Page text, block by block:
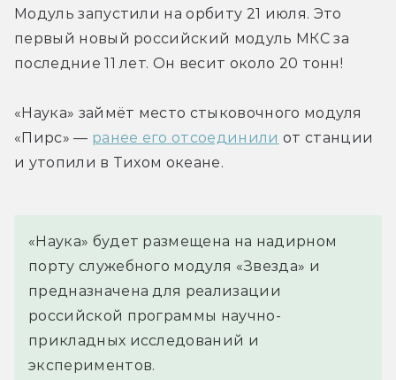
Модуль запустили на орбиту 21 июля. Это
первый новый российский модуль МКС за
последние 11 лет. Он весит около 20 тонн!
«Наука» займёт место стыковочного модуля
«Пирс» — ранее его отсоединили от станции
и утопили в Тихом океане.
«Наука» будет размещена на надирном
порту служебного модуля «Звезда» и
предназначена для реализации
российской программы научно-
прикладных исследований и
экспериментов.